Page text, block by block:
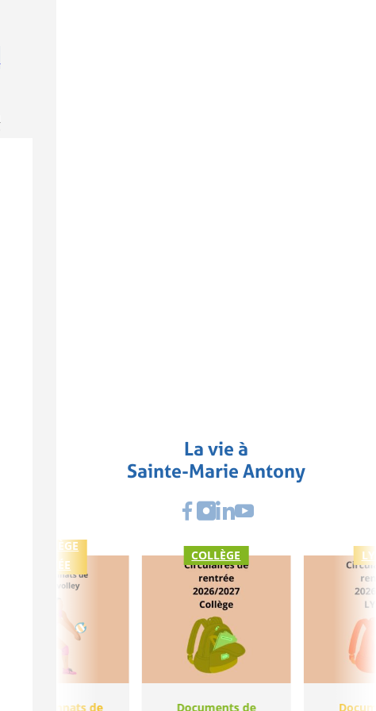
La vie à
Sainte-Marie Antony
Championnats de
COLLÈGE
LYCÉE
Documents de
COLLÈGE